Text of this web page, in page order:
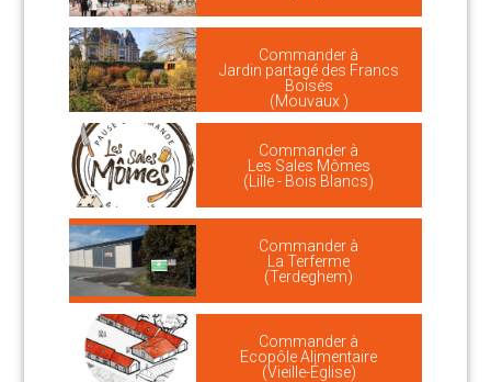
Commander à
Jardin partagé des Francs
Boisés
(Mouvaux )
Commander à
Les Sales Mômes
(Lille - Bois Blancs)
Commander à
La Terferme
(Terdeghem)
Commander à
Ecopôle Alimentaire
(Vieille-Église)